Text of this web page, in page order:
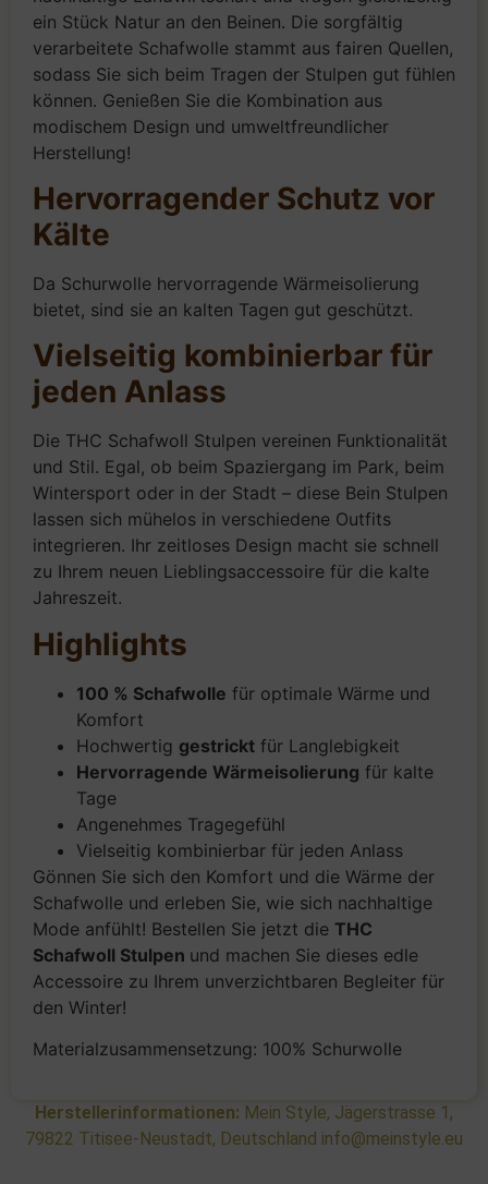
ein Stück Natur an den Beinen. Die sorgfältig
verarbeitete Schafwolle stammt aus fairen Quellen,
sodass Sie sich beim Tragen der Stulpen gut fühlen
können. Genießen Sie die Kombination aus
modischem Design und umweltfreundlicher
Herstellung!
Hervorragender Schutz vor
Kälte
Da Schurwolle hervorragende Wärmeisolierung
bietet, sind sie an kalten Tagen gut geschützt.
Vielseitig kombinierbar für
jeden Anlass
Die THC Schafwoll Stulpen vereinen Funktionalität
und Stil. Egal, ob beim Spaziergang im Park, beim
Wintersport oder in der Stadt – diese Bein Stulpen
lassen sich mühelos in verschiedene Outfits
integrieren. Ihr zeitloses Design macht sie schnell
zu Ihrem neuen Lieblingsaccessoire für die kalte
Jahreszeit.
Highlights
100 % Schafwolle für optimale Wärme und
Komfort
Hochwertig gestrickt für Langlebigkeit
Hervorragende Wärmeisolierung für kalte
Tage
Angenehmes Tragegefühl
Vielseitig kombinierbar für jeden Anlass
Gönnen Sie sich den Komfort und die Wärme der
Schafwolle und erleben Sie, wie sich nachhaltige
Mode anfühlt! Bestellen Sie jetzt die THC
Schafwoll Stulpen und machen Sie dieses edle
Accessoire zu Ihrem unverzichtbaren Begleiter für
den Winter!
Materialzusammensetzung: 100% Schurwolle
Herstellerinformationen: Mein Style, Jägerstrasse 1,
79822 Titisee-Neustadt, Deutschland info@meinstyle.eu